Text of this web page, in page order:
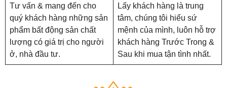
Tư vấn & mang đến cho
quý khách hàng những sản
phẩm bất động sản chất
lượng có giá trị cho người
ở, nhà đầu tư.
Lấy khách hàng là trung
tâm, chúng tôi hiểu sứ
mệnh của mình, luôn hỗ trợ
khách hàng Trước Trong &
Sau khi mua tận tình nhất.